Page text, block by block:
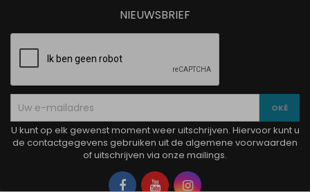
NIEUWSBRIEF
U kunt op elk gewenst moment weer uitschrijven. Hiervoor kunt u
de contactgegevens gebruiken uit de algemene voorwaarden
of uitschrijven via onze mailings.
Facebook
YouTubeInstagram